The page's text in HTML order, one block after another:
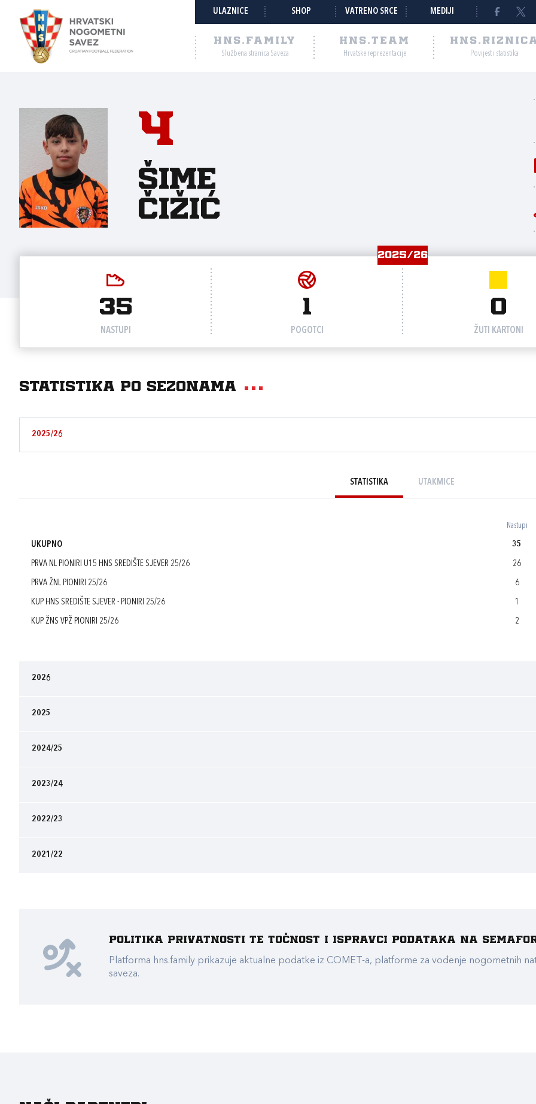
ULAZNICE SHOP VATRENO SRCE MEDIJI
HNS.FAMILY
Službena stranica Saveza
HNS.TEAM
Hrvatske reprezentacije Povijest i statistika
4
Šime
Čižić
2025/26
35
NASTUPI
1
POGOTCI
0
ŽUTI KARTONI
Statistika po sezonama
2025/26
STATISTIKA UTAKMICE
Nastupi
UKUPNO 35
PRVA NL PIONIRI U15 HNS SREDIŠTE SJEVER 25/26 26
PRVA ŽNL PIONIRI 25/26 6
KUP HNS SREDIŠTE SJEVER - PIONIRI 25/26 1
KUP ŽNS VPŽ PIONIRI 25/26 2
2026
2025
2024/25
2023/24
2022/23
2021/22
Politika privatnosti te točnost i ispravci podataka na
Platforma hns.family prikazuje aktualne podatke iz COMET-a, platforme za vođenje nogometnih
saveza.